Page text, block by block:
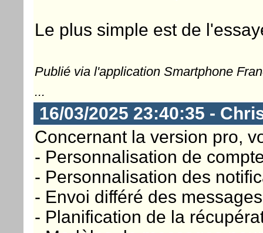
Le plus simple est de
Publié via l'application Smartphone
...
16/03/2025 23:40:35 -
Concernant la version pro,
- Personnalisation de
- Personnalisation des
- Envoi différé des messages
- Planification de la